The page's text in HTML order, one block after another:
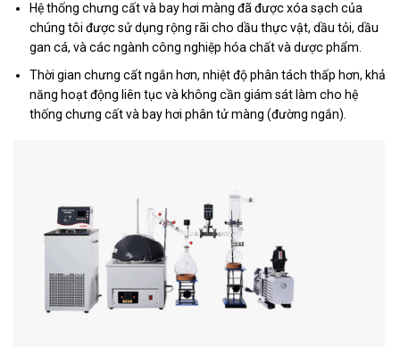
Hệ thống chưng cất và bay hơi màng đã được xóa sạch của
chúng tôi được sử dụng rộng rãi cho dầu thực vật, dầu tỏi, dầu
gan cá, và các ngành công nghiệp hóa chất và dược phẩm.
Thời gian chưng cất ngắn hơn, nhiệt độ phân tách thấp hơn, khả
năng hoạt động liên tục và không cần giám sát làm cho hệ
thống chưng cất và bay hơi phân tử màng (đường ngắn).